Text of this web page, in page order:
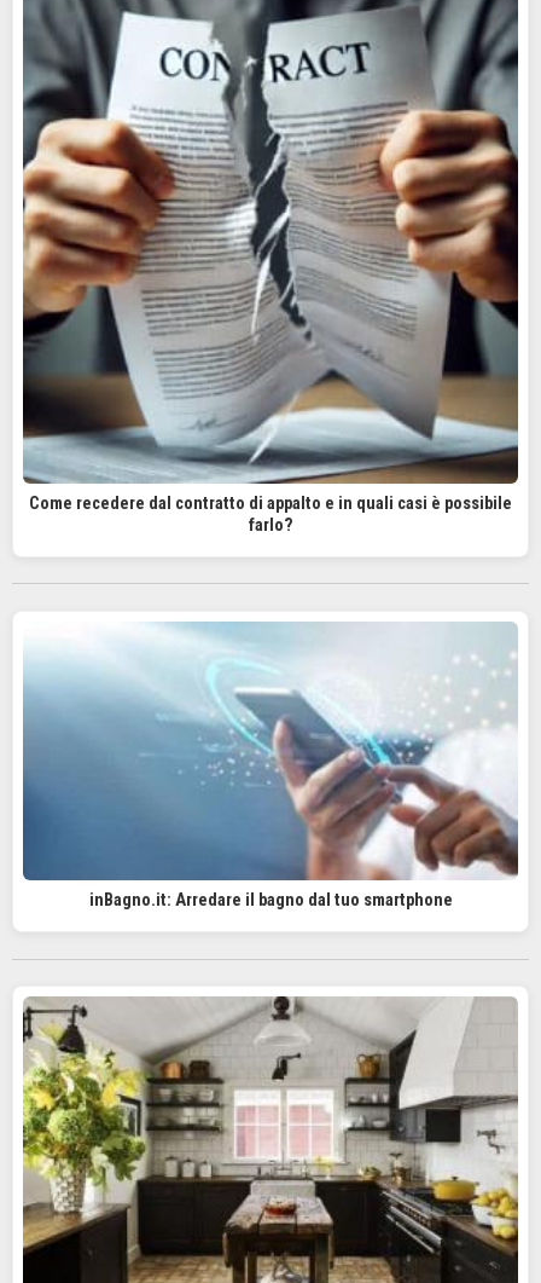
Come recedere dal contratto di appalto e in quali casi è possibile
farlo?
inBagno.it: Arredare il bagno dal tuo smartphone